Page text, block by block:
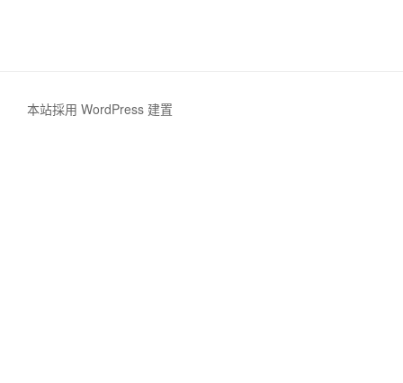
本站採用 WordPress 建置